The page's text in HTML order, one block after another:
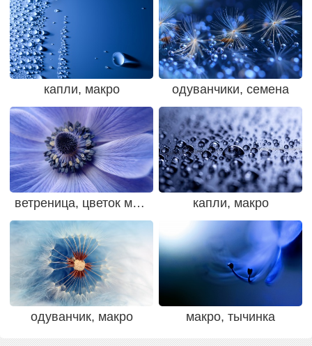
капли, макро одуванчики, семена
ветреница, цветок макро капли, макро
одуванчик, макро макро, тычинка